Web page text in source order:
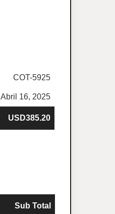
COT-5925
Abril 16, 2025
USD385.20
Sub Total